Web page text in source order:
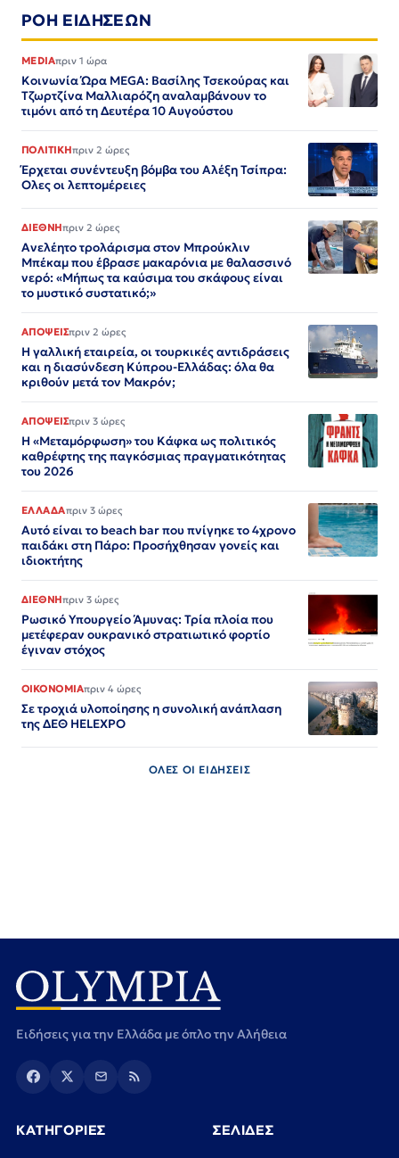
ΡΟΗ ΕΙΔΗΣΕΩΝ
MEDIAπριν 1 ώρα
Κοινωνία Ώρα MEGA: Βασίλης Τσεκούρας και
Τζωρτζίνα Μαλλιαρόζη αναλαμβάνουν το
τιμόνι από τη Δευτέρα 10 Αυγούστου
ΠΟΛΙΤΙΚΗπριν 2 ώρες
Έρχεται συνέντευξη βόμβα του Αλέξη Τσίπρα:
Ολες οι λεπτομέρειες
ΔΙΕΘΝΗπριν 2 ώρες
Ανελέητο τρολάρισμα στον Μπρούκλιν
Μπέκαμ που έβρασε μακαρόνια με θαλασσινό
νερό: «Μήπως τα καύσιμα του σκάφους είναι
το μυστικό συστατικό;»
ΑΠΟΨΕΙΣπριν 2 ώρες
Η γαλλική εταιρεία, οι τουρκικές αντιδράσεις
και η διασύνδεση Κύπρου-Ελλάδας: όλα θα
κριθούν μετά τον Μακρόν;
ΑΠΟΨΕΙΣπριν 3 ώρες
Η «Μεταμόρφωση» του Κάφκα ως πολιτικός
καθρέφτης της παγκόσμιας πραγματικότητας
του 2026
ΕΛΛΑΔΑπριν 3 ώρες
Αυτό είναι το beach bar που πνίγηκε το 4χρονο
παιδάκι στη Πάρο: Προσήχθησαν γονείς και
ιδιοκτήτης
ΔΙΕΘΝΗπριν 3 ώρες
Ρωσικό Υπουργείο Άμυνας: Τρία πλοία που
μετέφεραν ουκρανικό στρατιωτικό φορτίο
έγιναν στόχος
ΟΙΚΟΝΟΜΙΑπριν 4 ώρες
Σε τροχιά υλοποίησης η συνολική ανάπλαση
της ΔΕΘ HELEXPO
ΟΛΕΣ ΟΙ ΕΙΔΗΣΕΙΣ
Ειδήσεις για την Ελλάδα με όπλο την Αλήθεια
ΚΑΤΗΓΟΡΙΕΣ ΣΕΛΙΔΕΣ